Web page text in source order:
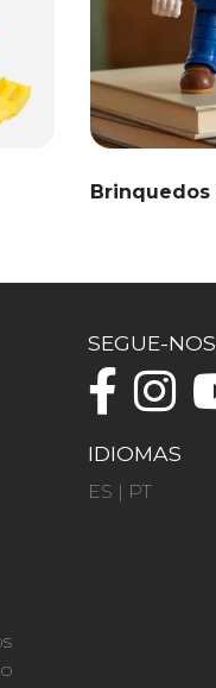
Brinquedos
SEGUE-NOS
IDIOMAS
ES | PT